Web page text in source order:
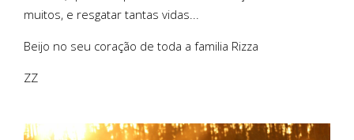
muitos, e resgatar tantas vidas...
Beijo no seu coração de toda a familia Rizza
ZZ